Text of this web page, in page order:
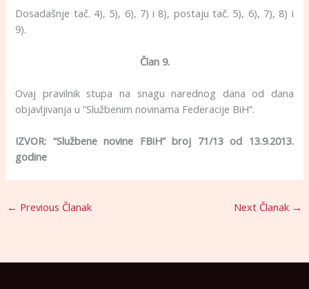
Dosadašnje tač. 4), 5), 6), 7) i 8), postaju tač. 5), 6), 7), 8) i
9).
Član 9.
Ovaj pravilnik stupa na snagu narednog dana od dana
objavljivanja u ”Službenim novinama Federacije BiH”.
IZVOR: “Službene novine FBiH” broj 71/13 od 13.9.2013.
godine
← Previous Članak Next Članak →